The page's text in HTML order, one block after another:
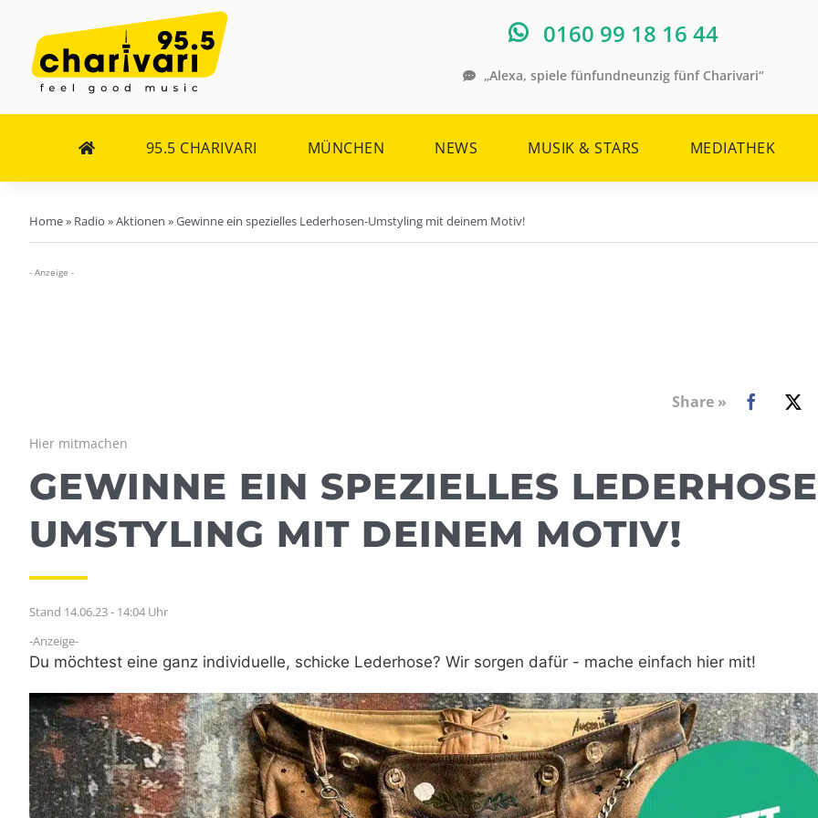
Inhalt
springen
0160 99 18 16 44
„Alexa, spiele fünfundneunzig fünf Charivari“
95.5 CHARIVARI MÜNCHEN NEWS MUSIK & STARS MEDIATHEK
Home» Radio »Aktionen »Gewinne ein spezielles Lederhosen-Umstyling mit deinem Motiv!
- Anzeige -
Share »
Hier mitmachen
GEWINNE EIN SPEZIELLES
UMSTYLING MIT DEINEM MOTIV!
Stand 14.06.23 - 14:04 Uhr
-Anzeige-
Du möchtest eine ganz individuelle, schicke Lederhose? Wir sorgen dafür - mache einfach hier mit!